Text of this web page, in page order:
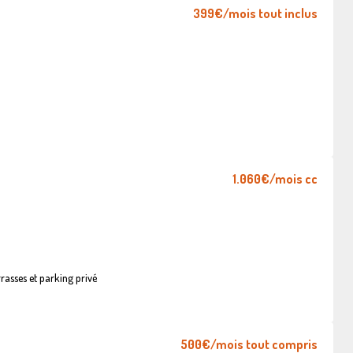
399€/mois tout inclus
1.060€/mois cc
et parking privé
500€/mois tout compris